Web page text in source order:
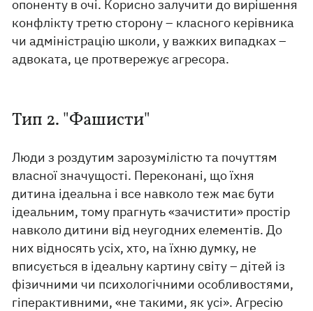
опоненту в очі. Корисно залучити до вирішення
конфлікту третю сторону – класного керівника
чи адміністрацію школи, у важких випадках –
адвоката, це протвережує агресора.
Тип 2. "Фашисти"
Люди з роздутим зарозумілістю та почуттям
власної значущості. Переконані, що їхня
дитина ідеальна і все навколо теж має бути
ідеальним, тому прагнуть «зачистити» простір
навколо дитини від неугодних елементів. До
них відносять усіх, хто, на їхню думку, не
вписується в ідеальну картину світу – дітей із
фізичними чи психологічними особливостями,
гіперактивними, «не такими, як усі». Агресію